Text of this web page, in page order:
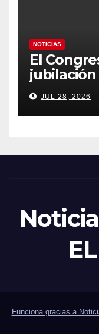
NOTICIAS
El
sector
JUL 28, 2026
Funciona gracias a